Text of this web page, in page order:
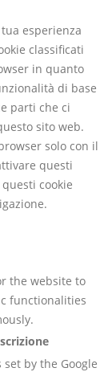
esperienza
classificati
in quanto
di base
parti che ci
sito web.
solo con il
questi
cookie
the website to
functionalities
set by the Google